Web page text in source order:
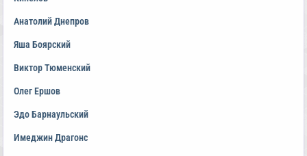
Анатолий Днепров
Яша Боярский
Виктор Тюменский
Олег Ершов
Эдо Барнаульский
Имеджин Драгонс